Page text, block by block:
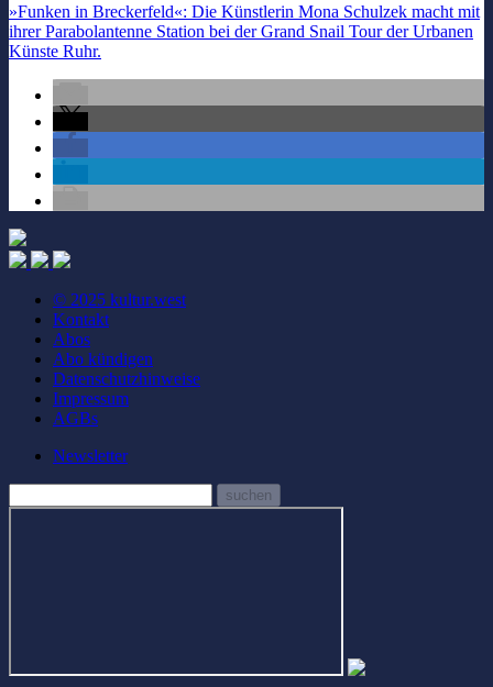
»Funken in Breckerfeld«: Die Künstlerin Mona Schulzek macht mit
ihrer Parabolantenne Station bei der Grand Snail Tour der Urbanen
Künste Ruhr.
© 2025 kultur.west
Kontakt
Abos
Abo kündigen
Datenschutzhinweise
Impressum
AGBs
Newsletter